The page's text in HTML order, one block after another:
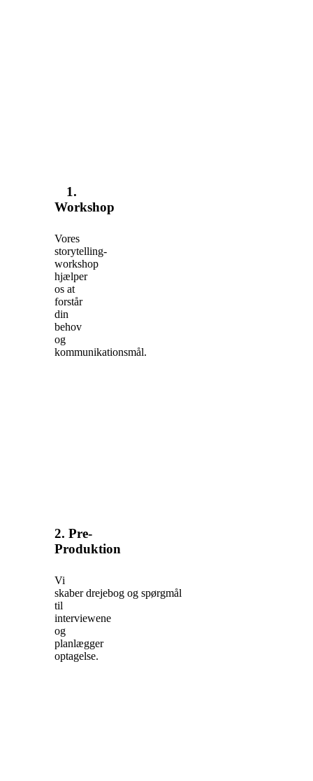
1.
Workshop
Vores
storytelling-
workshop
hjælper
os at
forstår
din
behov
og
kommunikationsmål.
2. Pre-
Produktion
Vi
skaber drejebog og spørgmål
til
interviewene
og
planlægger
optagelse.